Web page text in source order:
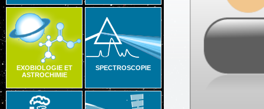
EXOBIOLOGIE ET
ASTROCHIMIE
SPECTROSCOPIE